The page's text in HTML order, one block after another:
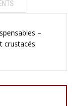
–
crustacés.